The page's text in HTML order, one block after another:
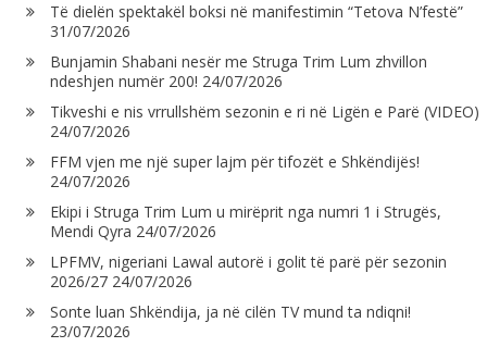
Të dielën spektakël boksi në manifestimin “Tetova N’festë”
31/07/2026
Bunjamin Shabani nesër me Struga Trim Lum zhvillon
ndeshjen numër 200! 24/07/2026
Tikveshi e nis vrrullshëm sezonin e ri në Ligën e Parë (VIDEO)
24/07/2026
FFM vjen me një super lajm për tifozët e Shkëndijës!
24/07/2026
Ekipi i Struga Trim Lum u mirëprit nga numri 1 i Strugës,
Mendi Qyra 24/07/2026
LPFMV, nigeriani Lawal autorë i golit të parë për sezonin
2026/27 24/07/2026
Sonte luan Shkëndija, ja në cilën TV mund ta ndiqni!
23/07/2026